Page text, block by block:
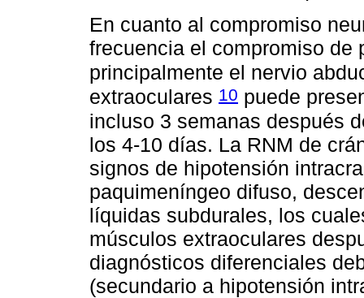
En cuanto al compromiso
frecuencia el compromiso de
principalmente el nervio
extraoculares 10 puede
incluso 3 semanas después
los 4-10 días. La RNM de
signos de hipotensión
paquimeníngeo difuso,
líquidas subdurales, los
músculos extraoculares
diagnósticos diferenciales
(secundario a hipotensión